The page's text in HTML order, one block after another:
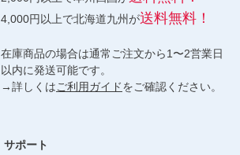
4,000円以上で北海道九州が送料無料！
在庫商品の場合は通常ご注文から1〜2営業日
以内に発送可能です。
→詳しくはご利用ガイドをご確認ください。
サポート